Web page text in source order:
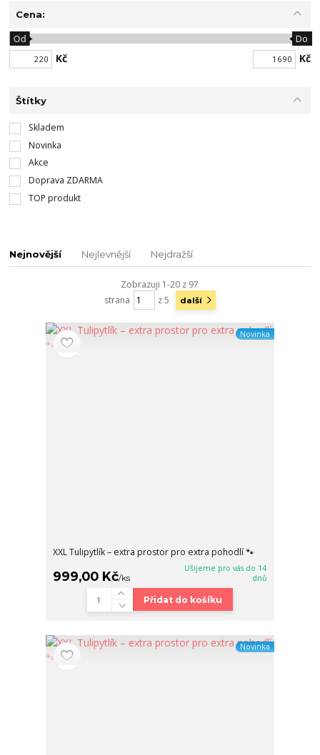
Cena:
Kč
Od Do
Kč
Štítky
Skladem
Novinka
Akce
Doprava ZDARMA
TOP produkt
Nejnovější Nejlevnější Nejdražší
Zobrazuji 1-20 z 97
strana
z 5 další
Novinka
XXL Tulipytlík – extra prostor pro extra pohodlí 🐾
999,00 Kč/ks
Ušijeme pro vás do 14
dnů
Přidat do košíku
Novinka